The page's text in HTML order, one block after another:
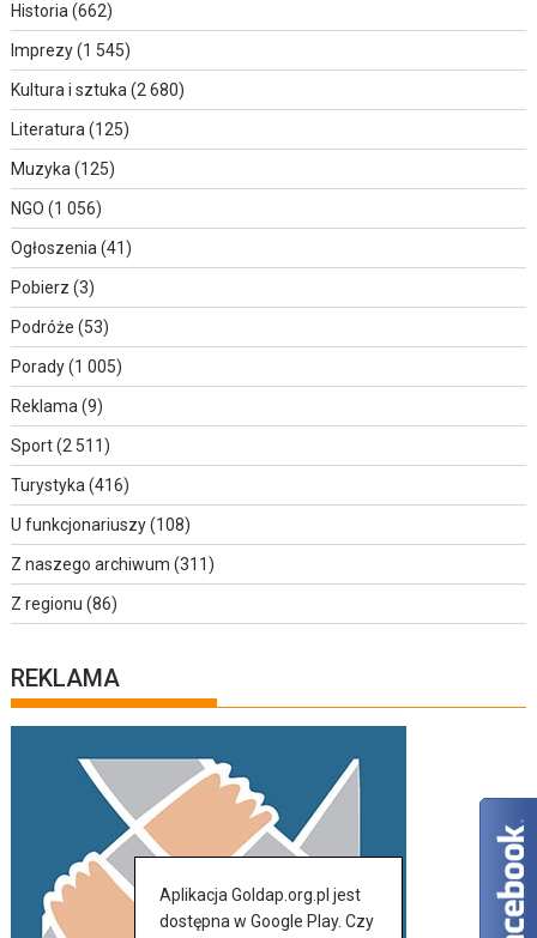
Historia(662)
Imprezy(1 545)
Kultura i sztuka(2 680)
Literatura(125)
Muzyka(125)
NGO (1 056)
Ogłoszenia(41)
Pobierz (3)
Podróże (53)
Porady(1 005)
Reklama(9)
Sport(2 511)
Turystyka(416)
U funkcjonariuszy(108)
Z naszego archiwum (311)
Z regionu (86)
REKLAMA
Aplikacja Goldap.org.pl jest
dostępna w Google Play. Czy